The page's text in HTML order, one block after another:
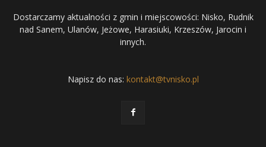
Dostarczamy aktualności z gmin i miejscowości: Nisko, Rudnik
nad Sanem, Ulanów, Jeżowe, Harasiuki, Krzeszów, Jarocin i
innych.
Napisz do nas: kontakt@tvnisko.pl